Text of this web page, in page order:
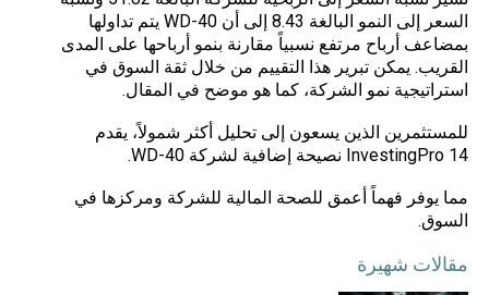
السعر إلى النمو البالغة 8.43 إلى أن WD-40 يتم تداولها
بمضاعف أرباح مرتفع نسبياً مقارنة بنمو أرباحها على المدى
القريب. يمكن تبرير هذا التقييم من خلال ثقة السوق في
استراتيجية نمو الشركة، كما هو موضح في المقال.
للمستثمرين الذين يسعون إلى تحليل أكثر شمولاً، يقدم
InvestingPro 14 نصيحة إضافية لشركة WD-40.
مما يوفر فهماً أعمق للصحة المالية للشركة ومركزها في
السوق.
مقالات شهيرة